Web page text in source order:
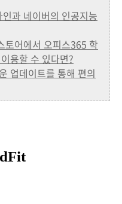
과 네이버의 인공지능
어에서 오피스365 학
용할 수 있다면?
업데이트를 통해 편의